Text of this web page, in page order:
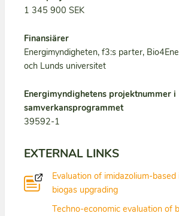
1 345 900 SEK
Finansiärer
Energimyndigheten, f3:s parter,
och Lunds universitet
Energimyndighetens projektnummer i
samverkansprogrammet
39592-1
EXTERNAL LINKS
Evaluation of imidazolium-
biogas upgrading
Techno-economic evaluation of